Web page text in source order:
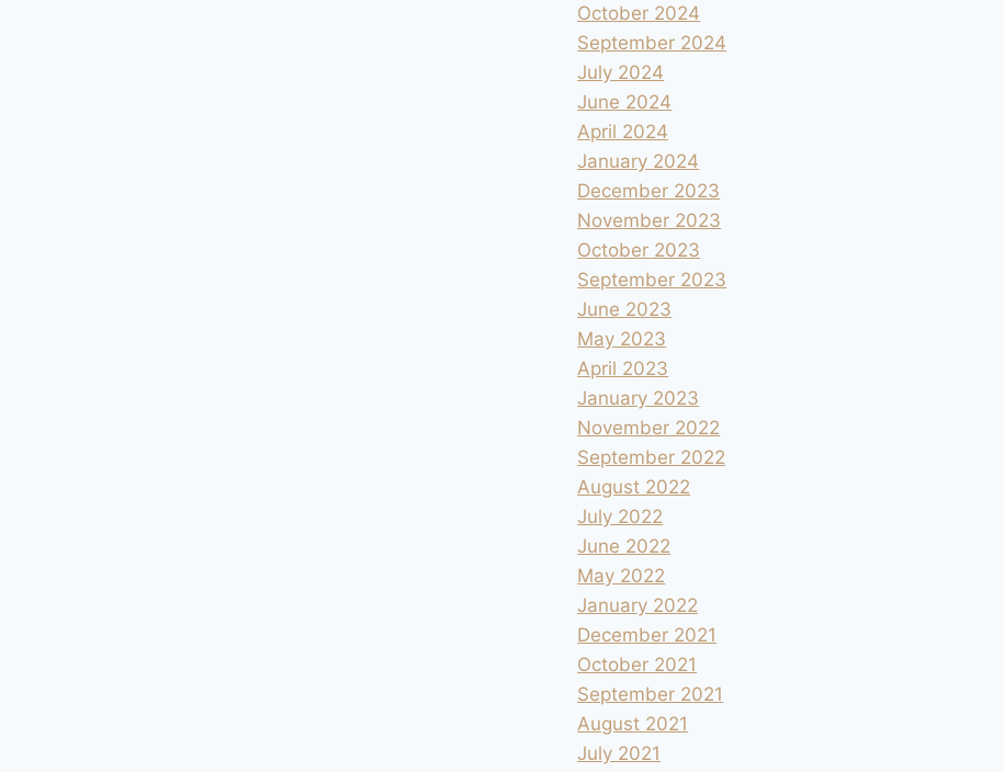
October 2024
September 2024
July 2024
June 2024
April 2024
January 2024
December 2023
November 2023
October 2023
September 2023
June 2023
May 2023
April 2023
January 2023
November 2022
September 2022
August 2022
July 2022
June 2022
May 2022
January 2022
December 2021
October 2021
September 2021
August 2021
July 2021